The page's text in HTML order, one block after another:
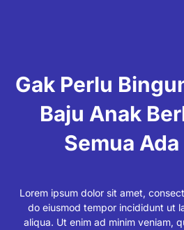
Gak Perlu
Baju Anak
Semua
Lorem ipsum dolor sit amet,
do eiusmod tempor incididunt ut
aliqua. Ut enim ad minim veniam,